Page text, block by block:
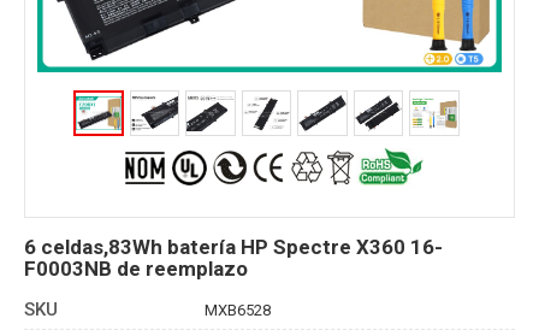
6 celdas,83Wh batería HP Spectre X360 16-
F0003NB de reemplazo
SKU MXB6528